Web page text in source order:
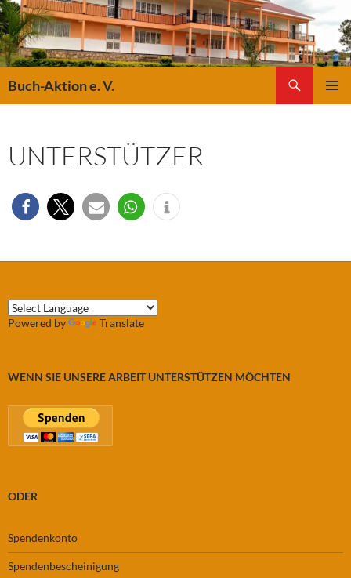
Buch-Aktion e. V.
UNTERSTÜTZER
Powered by Translate
WENN SIE UNSERE ARBEIT UNTERSTÜTZEN MÖCHTEN
ODER
Spendenkonto
Spendenbescheinigung